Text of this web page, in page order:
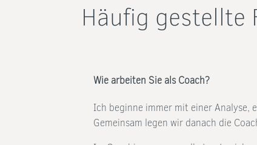
Häufig gestellte
Wie arbeiten Sie als Coach?
Ich beginne immer mit einer Analyse,
Gemeinsam legen wir danach die